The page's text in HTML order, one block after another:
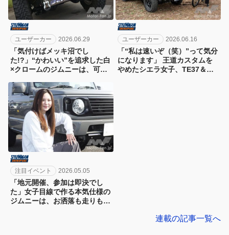
ユーザーカー 2026.06.29
「気付けばメッキ沼でし
た!?」“かわいい”を追求した白
×クロームのジムニーは、可愛
ユーザーカー 2026.06.16
「“私は速いぞ（笑）”って気分
になります」 王道カスタムを
やめたシエラ女子、TE37＆レ
注目イベント 2026.05.05
「地元開催、参加は即決でし
た」女子目線で作る本気仕様の
ジムニーは、お洒落も走りも妥
連載の記事一覧へ